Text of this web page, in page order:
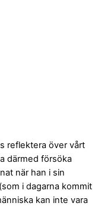
reflektera över vårt
därmed försöka
när han i sin
(som i dagarna kommit
kan inte vara